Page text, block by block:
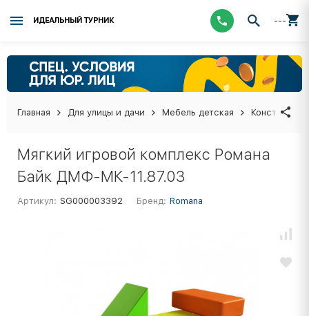
ИДЕАЛЬНЫЙ ТУРНИК ---
Главная Для улицы и дачи Мебель детская
Мягкий игровой комплекс Романа
Байк ДМФ-МК-11.87.03
Артикул: SG000003392 Бренд: Romana